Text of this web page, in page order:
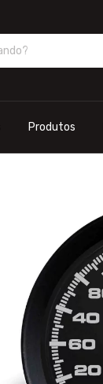
Produtos